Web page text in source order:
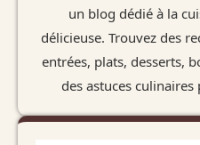
un blog dédié à la
délicieuse. Trouvez des
entrées, plats, desserts,
des astuces